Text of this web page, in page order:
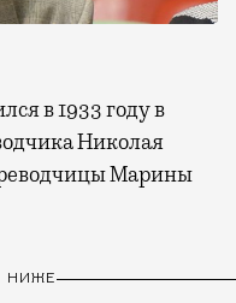
Николая
Марины
НИЖЕ